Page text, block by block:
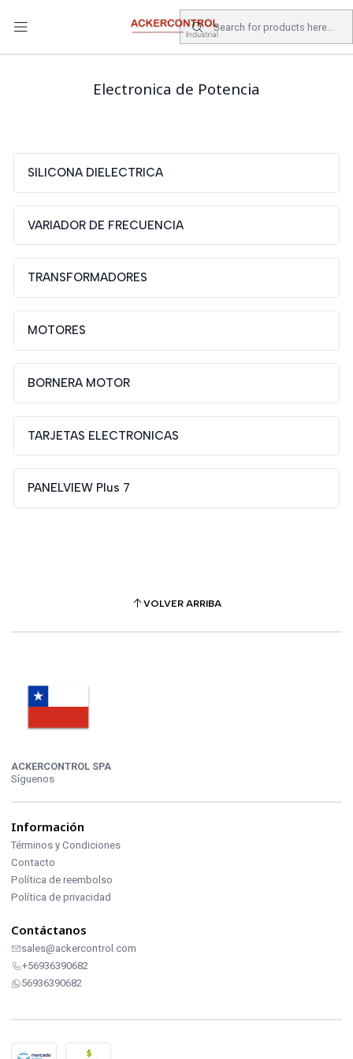
Electronica de Potencia
Electronica de Potencia
SILICONA DIELECTRICA
VARIADOR DE FRECUENCIA
TRANSFORMADORES
MOTORES
BORNERA MOTOR
TARJETAS ELECTRONICAS
PANELVIEW Plus 7
VOLVER ARRIBA
ACKERCONTROL SPA
Síguenos
Información
Términos y Condiciones
Contacto
Política de reembolso
Política de privacidad
Contáctanos
sales@ackercontrol.com
+56936390682
56936390682